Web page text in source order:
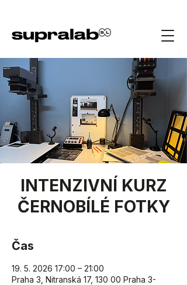
INTENZIVNÍ KURZ
ČERNOBÍLÉ FOTKY
Čas
19. 5. 2026 17:00 – 21:00
Praha 3, Nitranská 17, 130 00 Praha 3-